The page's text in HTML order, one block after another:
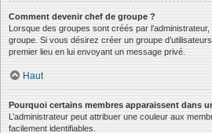
Comment devenir chef de groupe ?
Lorsque des groupes sont créés par
groupe. Si vous désirez créer un groupe
premier lieu en lui envoyant un message privé.
Haut
Pourquoi certains membres apparaissent dans
L’administrateur peut attribuer une couleur aux
facilement identifiables.